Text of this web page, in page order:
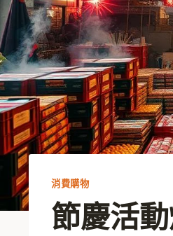
消費購物
節慶活